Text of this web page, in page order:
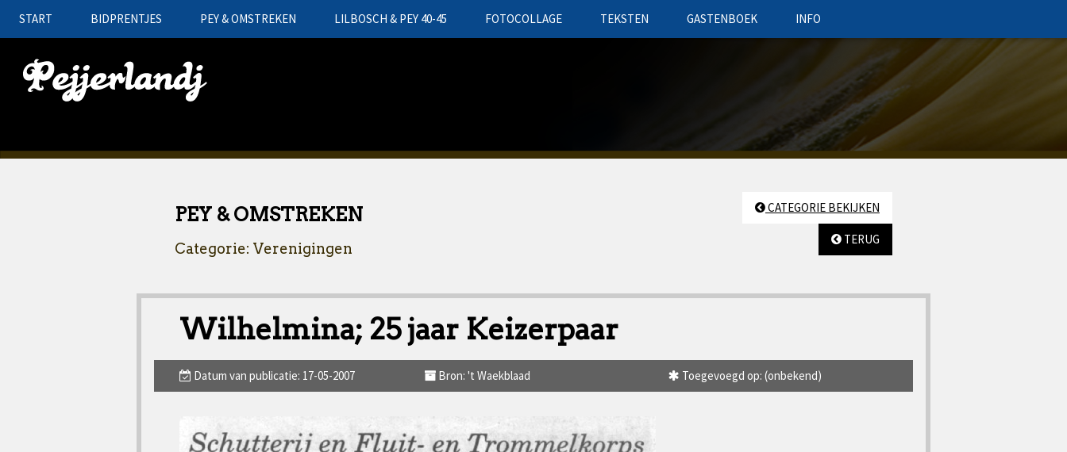
START BIDPRENTJES PEY & OMSTREKEN LILBOSCH & PEY 40-45 FOTOCOLLAGE TEKSTEN GASTENBOEK INFO
PEY & OMSTREKEN
Categorie: Verenigingen
CATEGORIE BEKIJKEN
TERUG
Wilhelmina; 25 jaar Keizerpaar
Datum van publicatie: 17-05-2007 Bron: 't Waekblaad Toegevoegd op: (onbekend)